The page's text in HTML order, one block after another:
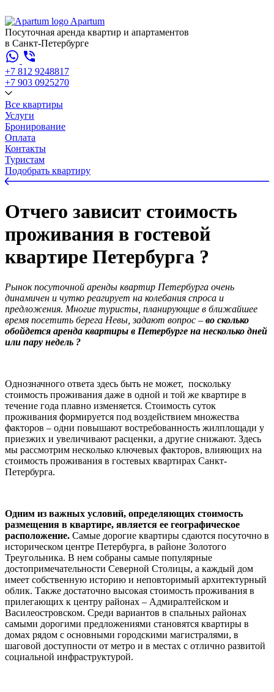
Apartum
Посуточная аренда квартир и апартаментов
в Санкт-Петербурге
+7 812 9248817
+7 903 0925270
Все квартиры
Услуги
Бронирование
Оплата
Контакты
Туристам
Подобрать квартиру
Отчего зависит стоимость
проживания в гостевой
квартире Петербурга ?
Рынок посуточной аренды квартир Петербурга очень
динамичен и чутко реагирует на колебания спроса и
предложения. Многие туристы, планирующие в ближайшее
время посетить берега Невы, задают вопрос – во сколько
обойдется аренда квартиры в Петербурге на несколько дней
или пару недель ?
Однозначного ответа здесь быть не может, поскольку
стоимость проживания даже в одной и той же квартире в
течение года плавно изменяется. Стоимость суток
проживания формируется под воздействием множества
факторов – одни повышают востребованность жилплощади у
приезжих и увеличивают расценки, а другие снижают. Здесь
мы рассмотрим несколько ключевых факторов, влияющих на
стоимость проживания в гостевых квартирах Санкт-
Петербурга.
Одним из важных условий, определяющих стоимость
размещения в квартире, является ее географическое
расположение. Самые дорогие квартиры сдаются посуточно в
историческом центре Петербурга, в районе Золотого
Треугольника. В нем собраны самые популярные
достопримечательности Северной Столицы, а каждый дом
имеет собственную историю и неповторимый архитектурный
облик. Также достаточно высокая стоимость проживания в
прилегающих к центру районах – Адмиралтейском и
Василеостровском. Среди вариантов в спальных районах
самыми дорогими предложениями становятся квартиры в
домах рядом с основными городскими магистралями, в
шаговой доступности от метро и в местах с отлично развитой
социальной инфраструктурой.